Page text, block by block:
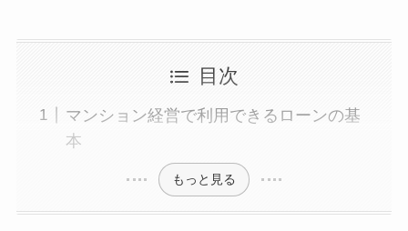
目次
マンション経営で利用できるローンの基
本
もっと見る